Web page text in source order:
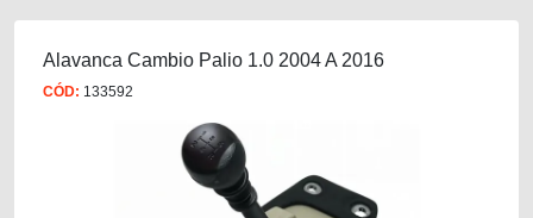
Alavanca Cambio Palio 1.0 2004 A 2016
CÓD: 133592